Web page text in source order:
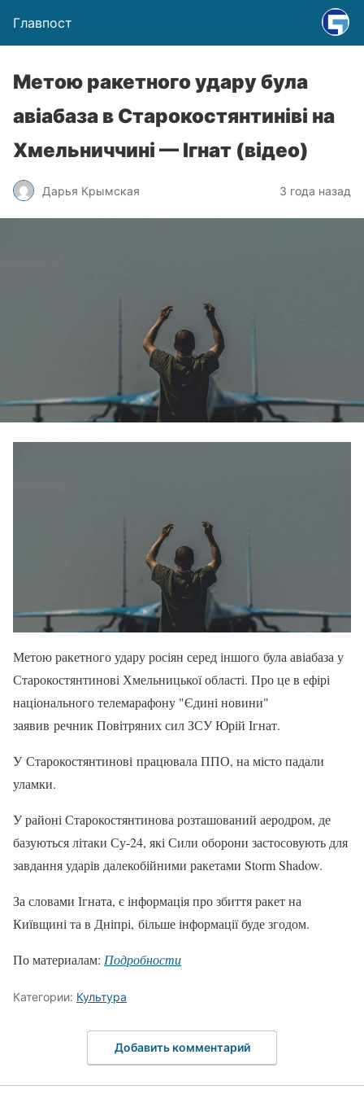
Главпост
Метою ракетного удару була
авіабаза в Старокостянтиніві на
Хмельниччині — Ігнат (відео)
Дарья Крымская 3 года назад
Метою ракетного удару росіян серед іншого була авіабаза у
Старокостянтинові Хмельницької області. Про це в ефірі
національного телемарафону "Єдині новини"
заявив речник Повітряних сил ЗСУ Юрій Ігнат.
У Старокостянтинові працювала ППО, на місто падали
уламки.
У районі Старокостянтинова розташований аеродром, де
базуються літаки Су-24, які Сили оборони застосовують для
завдання ударів далекобійними ракетами Storm Shadow.
За словами Ігната, є інформація про збиття ракет на
Київщині та в Дніпрі, більше інформації буде згодом.
По материалам: Подробности
Категории: Культура
Добавить комментарий